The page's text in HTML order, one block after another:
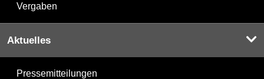
Vergaben
Aktuelles
Pressemitteilungen